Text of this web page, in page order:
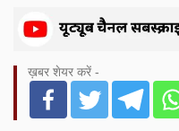
ख़बर शेयर करें -